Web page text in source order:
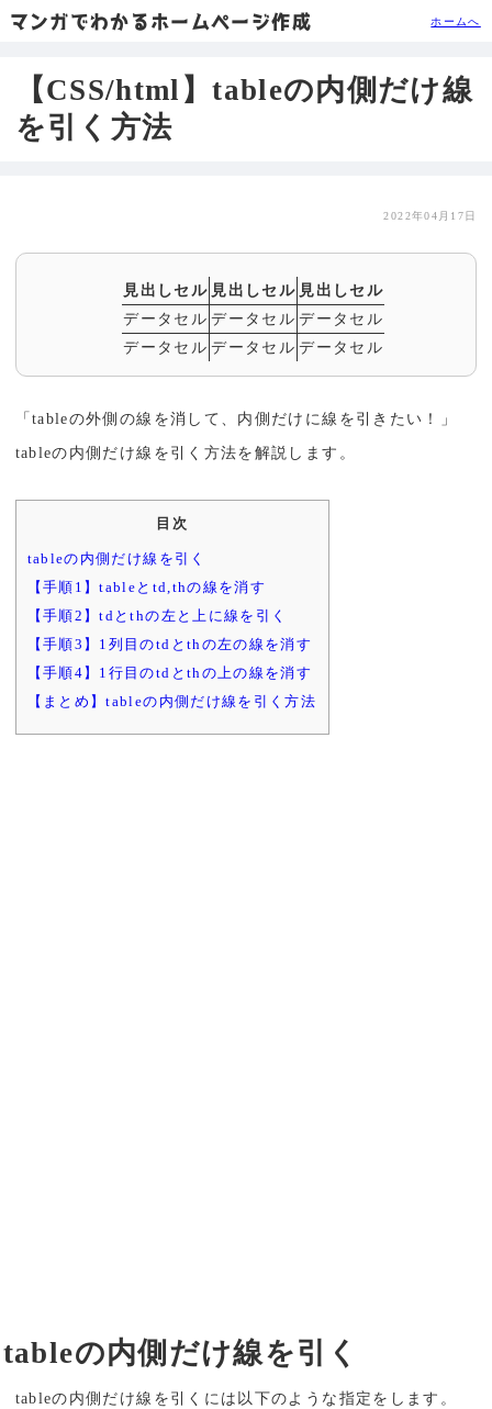
マンガでわかるホームページ作成 ホームへ
【CSS/html】tableの内側だけ線
を引く方法
2022年04月17日
見出しセル 見出しセル 見出しセル
データセル データセル データセル
データセル データセル データセル
「tableの外側の線を消して、内側だけに線を引きたい！」
tableの内側だけ線を引く方法を解説します。
目次
tableの内側だけ線を引く
【手順1】tableとtd,thの線を消す
【手順2】tdとthの左と上に線を引く
【手順3】1列目のtdとthの左の線を消す
【手順4】1行目のtdとthの上の線を消す
【まとめ】tableの内側だけ線を引く方法
tableの内側だけ線を引く
tableの内側だけ線を引くには以下のような指定をします。